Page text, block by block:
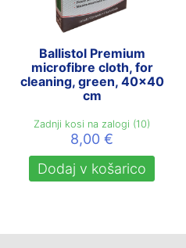
Ballistol Premium
microfibre cloth, for
cleaning, green, 40×40
cm
Zadnji kosi na zalogi (10)
8,00€
Dodaj v košarico